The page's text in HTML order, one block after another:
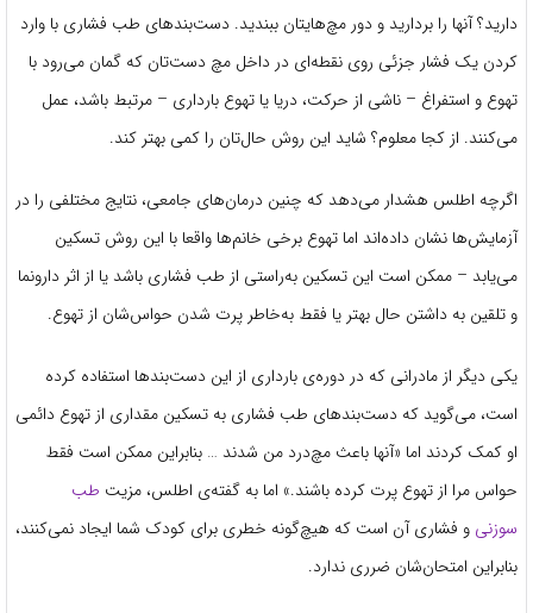
دارید؟ آنها را بردارید و دور مچ‌هایتان ببندید. دست‌بندهای طب فشاری با وارد
کردن یک فشار جزئی روی نقطه‌ای در داخل مچ دست‌تان که گمان می‌رود با
تهوع و استفراغ – ناشی از حرکت، دریا یا تهوع بارداری – مرتبط باشد، عمل
می‌کنند. از کجا معلوم؟ شاید این روش حال‌تان را کمی بهتر کند.
اگرچه اطلس هشدار می‌دهد که چنین درمان‌های جامعی، نتایج مختلفی را در
آزمایش‌ها نشان داده‌اند اما تهوع برخی خانم‌ها واقعا با این روش تسکین
می‌یابد – ممکن است این تسکین به‌راستی از طب فشاری باشد یا از اثر دارونما
و تلقین به داشتن حال بهتر یا فقط به‌خاطر پرت شدن حواس‌شان از تهوع.
یکی دیگر از مادرانی که در دوره‌ی بارداری از این دست‌بندها استفاده کرده
است، می‌گوید که دست‌بندهای طب فشاری به تسکین مقداری از تهوع دائمی
او کمک کردند اما «آنها باعث مچ‌درد من شدند … بنابراین ممکن است فقط
حواس مرا از تهوع پرت کرده باشند.» اما به گفته‌ی اطلس، مزیت طب
سوزنی و فشاری آن است که هیچ‌گونه خطری برای کودک شما ایجاد نمی‌کنند،
بنابراین امتحان‌شان ضرری ندارد.